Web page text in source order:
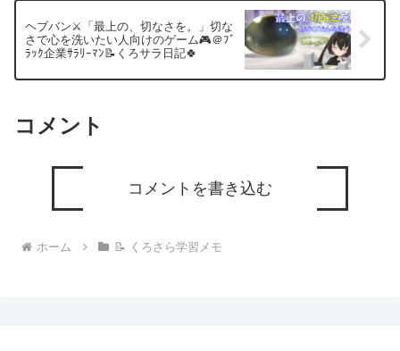
ヘブバン⚔「最上の、切なさを。」切な
さで心を洗いたい人向けのゲーム🎮＠ﾌﾞ
ﾗｯｸ企業ｻﾗﾘｰﾏﾝ📝くろサラ日記🍀
コメント
コメントを書き込む
ホーム 📝 くろさら学習メモ